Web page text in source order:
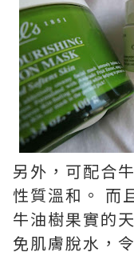
另外，可配合
性質溫和。 而
牛油樹果實的
免肌膚脫水，